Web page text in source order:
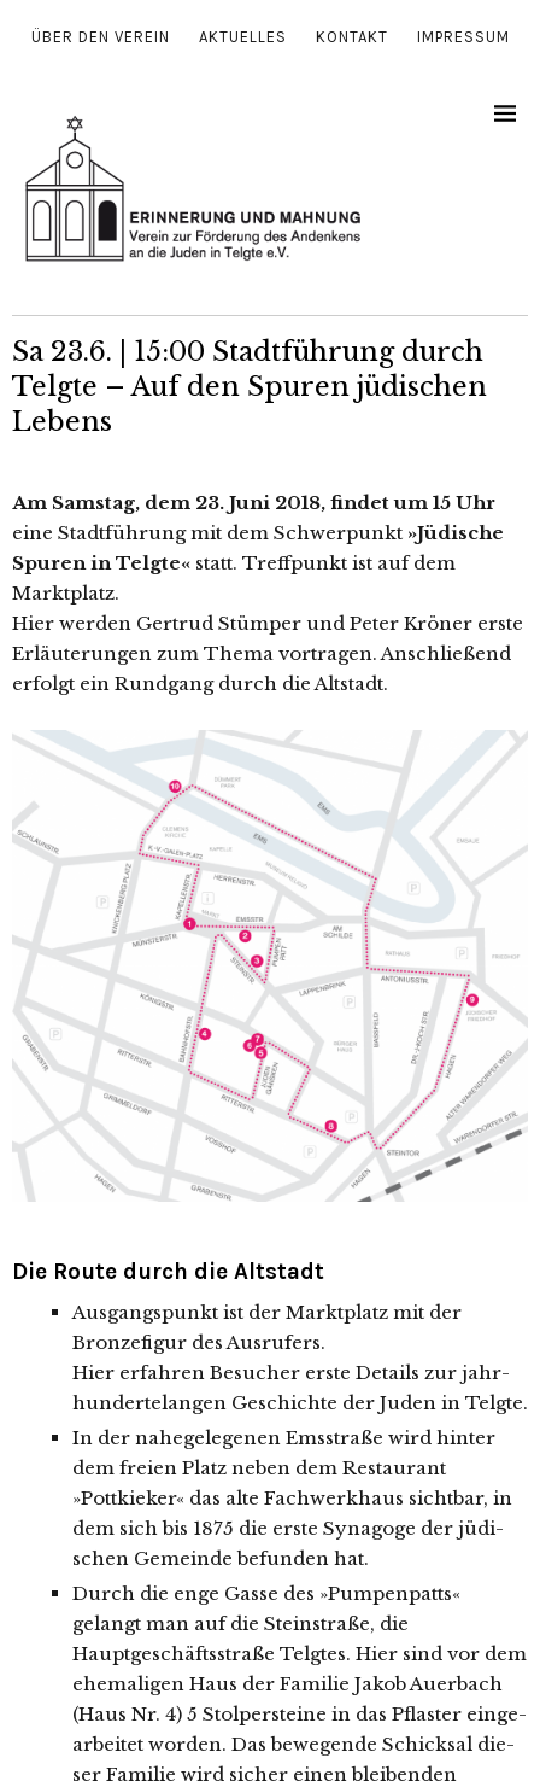
ÜBER DEN VEREIN AKTUELLES KONTAKT IMPRESSUM
Sa 23.6. | 15:00 Stadtführung durch
Telgte – Auf den Spuren jüdischen
Lebens
Am Samstag, dem 23. Juni 2018, fin­det um 15 Uhr
eine Stadtführung mit dem Schwerpunkt »Jüdische
Spuren in Telgte« statt. Treffpunkt ist auf dem
Marktplatz.
Hier wer­den Gertrud Stümper und Peter Kröner ers­te
Erläuterungen zum Thema vor­tra­gen. Anschließend
erfolgt ein Rundgang durch die Altstadt.
Die Route durch die Altstadt
Ausgangspunkt ist der Marktplatz mit der
Bronzefigur des Ausrufers.
Hier erfah­ren Besucher ers­te Details zur jahr­
hun­der­te­lan­gen Geschichte der Juden in Telgte.
In der nahe­ge­le­ge­nen Emsstraße wird hin­ter
dem frei­en Platz neben dem Restaurant
»Pottkieker« das alte Fachwerkhaus sicht­bar, in
dem sich bis 1875 die ers­te Synagoge der jüdi­
schen Gemeinde befun­den hat.
Durch die enge Gasse des »Pumpenpatts«
gelangt man auf die Steinstraße, die
Hauptgeschäftsstraße Telgtes. Hier sind vor dem
ehe­ma­li­gen Haus der Familie Jakob Auerbach
(Haus Nr. 4) 5 Stolpersteine in das Pflaster ein­ge­
ar­bei­tet wor­den. Das bewe­gen­de Schicksal die­
ser Familie wird sicher einen blei­ben­den